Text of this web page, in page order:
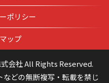
ポリシー
ップ
会社 All Rights Reserved.
などの無断複写・転載を禁じ